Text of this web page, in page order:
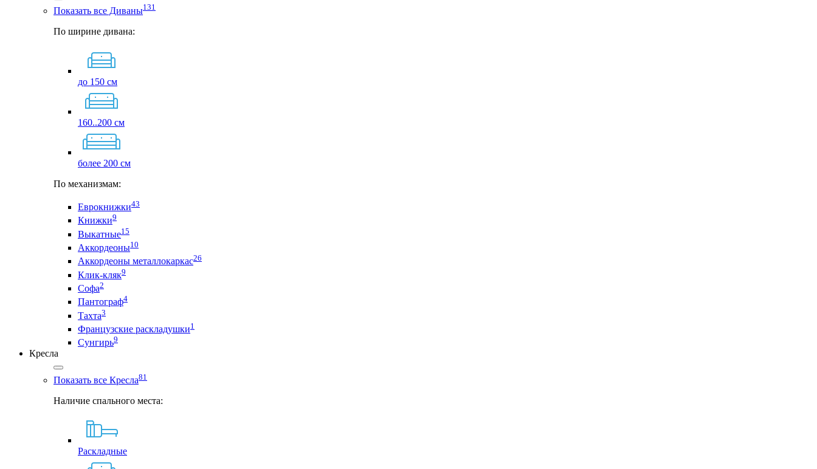
Показать все Диваны131
По ширине дивана:
до 150 см
160..200 см
более 200 см
По механизмам:
Еврокнижки43
Книжки9
Выкатные15
Аккордеоны10
Аккордеоны металлокаркас26
Клик-кляк9
Софа2
Пантограф4
Тахта3
Французские раскладушки1
Сунгирь9
Кресла
Показать все Кресла81
Наличие спального места:
Раскладные